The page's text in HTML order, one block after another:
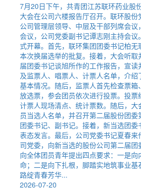
7月20日下午，共青团江苏联环药业股
大会在公司六楼报告厅召开。联环股份
公司管理层领导、中层及干部列席会
会议，公司党委副书记谭志刚主持会
式开幕。首先，联环集团团委书记柏
本次换届选举的批复。接着，大会听
届团委书记谈旭所作的工作报告，宣
及监票人、唱票人、计票人名单，介
基本情况。随后，监票人首先检查票
放选票，参会团员依次进行投票。投票
计票人现场清点、统计票数。随后，
员当选人名单，并召开第二届股份团
团委书记、副书记。接着，新当选团
表态发言。最后，公司党委书记夏春
司党委，向新当选的股份公司第二届
向全体团员青年提出四点要求：一是
命；二是向下扎根，脚踏实地筑事业
路绽青春芳华...
2026-07-20